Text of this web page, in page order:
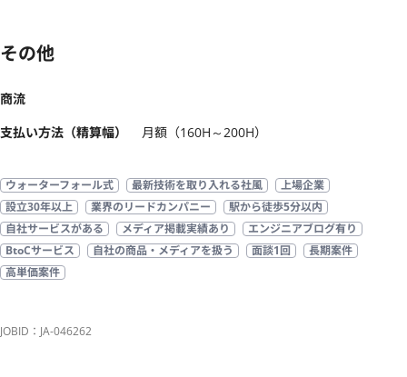
その他
商流
支払い方法（精算幅）
月額（160H～200H）
ウォーターフォール式 最新技術を取り入れる社風
上場企業
設立30年以上
業界のリードカンパニー
駅から徒歩5分以内
自社サービスがある
メディア掲載実績あり
エンジニアブログ有り
BtoCサービス
自社の商品・メディアを扱う 面談1回
長期案件
高単価案件
JOBID：JA-046262